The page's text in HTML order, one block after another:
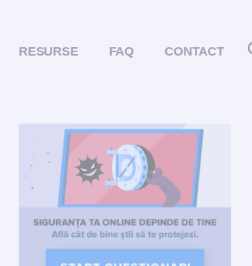
RESURSE FAQ CONTACT